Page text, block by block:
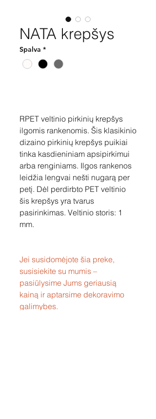
NATA krepšys
Spalva *
RPET veltinio pirkinių krepšys
ilgomis rankenomis. Šis klasikinio
dizaino pirkinių krepšys puikiai
tinka kasdieniniam apsipirkimui
arba renginiams. Ilgos rankenos
leidžia lengvai nešti nugarą per
petį. Dėl perdirbto PET veltinio
šis krepšys yra tvarus
pasirinkimas. Veltinio storis: 1
mm.
Jei susidomėjote šia preke,
susisiekite su mumis –
pasiūlysime Jums geriausią
kainą ir aptarsime dekoravimo
galimybes.